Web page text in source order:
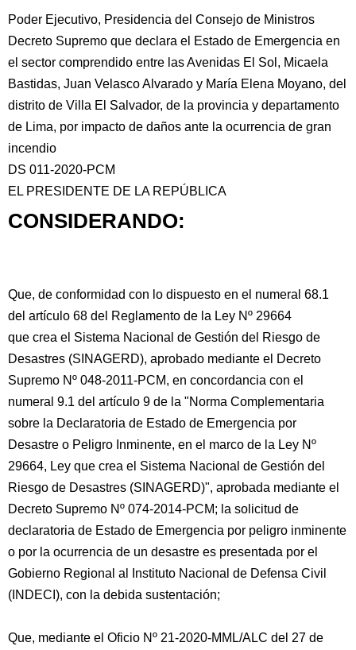
Poder Ejecutivo, Presidencia del Consejo de Ministros
Decreto Supremo que declara el Estado de Emergencia en
el sector comprendido entre las Avenidas El Sol, Micaela
Bastidas, Juan Velasco Alvarado y María Elena Moyano, del
distrito de Villa El Salvador, de la provincia y departamento
de Lima, por impacto de daños ante la ocurrencia de gran
incendio
DS 011-2020-PCM
EL PRESIDENTE DE LA REPÚBLICA
CONSIDERANDO:
Que, de conformidad con lo dispuesto en el numeral 68.1
del artículo 68 del Reglamento de la Ley Nº 29664
que crea el Sistema Nacional de Gestión del Riesgo de
Desastres (SINAGERD), aprobado mediante el Decreto
Supremo Nº 048-2011-PCM, en concordancia con el
numeral 9.1 del artículo 9 de la "Norma Complementaria
sobre la Declaratoria de Estado de Emergencia por
Desastre o Peligro Inminente, en el marco de la Ley Nº
29664, Ley que crea el Sistema Nacional de Gestión del
Riesgo de Desastres (SINAGERD)", aprobada mediante el
Decreto Supremo Nº 074-2014-PCM; la solicitud de
declaratoria de Estado de Emergencia por peligro inminente
o por la ocurrencia de un desastre es presentada por el
Gobierno Regional al Instituto Nacional de Defensa Civil
(INDECI), con la debida sustentación;
Que, mediante el Oficio Nº 21-2020-MML/ALC del 27 de